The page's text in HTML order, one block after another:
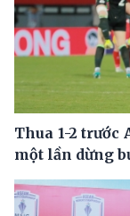
Thua 1-2 trước
một lần dừng